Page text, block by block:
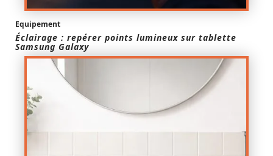
Equipement
Éclairage : repérer points lumineux sur tablette
Samsung Galaxy